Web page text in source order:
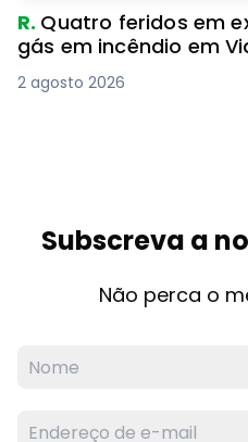
R. Quatro feridos em
gás em incêndio em
2 agosto 2026
Subscreva a
Não perca o